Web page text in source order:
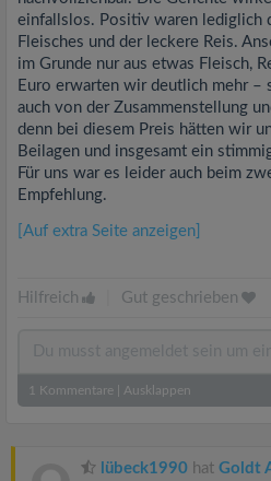
einfallslos. Positiv waren lediglich
Fleisches und der leckere Reis.
im Grunde nur aus etwas Fleisch,
Euro erwarten wir deutlich mehr –
auch von der Zusammenstellung
denn bei diesem Preis hätten wir
Beilagen und insgesamt ein
Für uns war es leider auch beim
Empfehlung.
[Auf extra Seite anzeigen]
Hilfreich Gut geschrieben
1 Kommentare Ausklappen
lübeck1990 hat Goldt